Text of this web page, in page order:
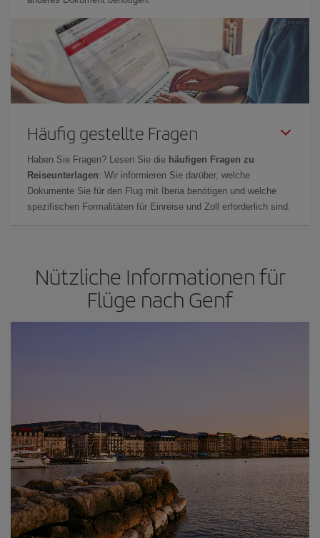
Häufig gestellte Fragen
Haben Sie Fragen? Lesen Sie die häufigen Fragen zu
Reiseunterlagen: Wir informieren Sie darüber, welche
Dokumente Sie für den Flug mit Iberia benötigen und welche
spezifischen Formalitäten für Einreise und Zoll erforderlich sind.
Nützliche Informationen für
Flüge nach Genf